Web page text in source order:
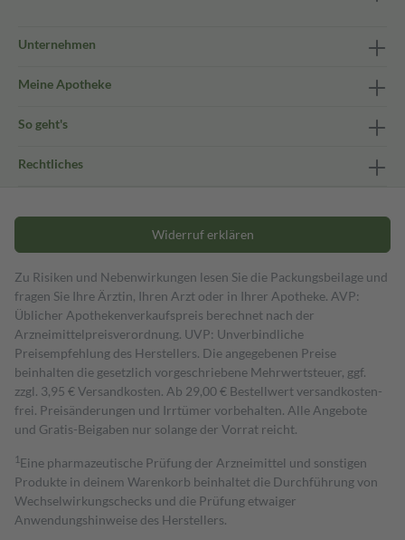
Unternehmen
Meine Apotheke
So geht's
Rechtliches
Widerruf erklären
Zu Risiken und Nebenwirkungen lesen Sie die Packungsbeilage und
fragen Sie Ihre Ärztin, Ihren Arzt oder in Ihrer Apotheke. AVP:
Üblicher Apothekenverkaufspreis berechnet nach der
Arzneimittelpreisverordnung. UVP: Unverbindliche
Preisempfehlung des Herstellers. Die angegebenen Preise
beinhalten die gesetzlich vorgeschriebene Mehrwertsteuer, ggf.
zzgl. 3,95 € Versandkosten. Ab 29,00 € Bestell­wert versand­kosten­
frei. Preisänderungen und Irrtümer vorbehalten. Alle Angebote
und Gratis-Beigaben nur solange der Vorrat reicht.
1 Eine pharmazeutische Prüfung der Arzneimittel und sonstigen
Produkte in deinem Warenkorb beinhaltet die Durchführung von
Wechselwirkungschecks und die Prüfung etwaiger
Anwendungshinweise des Herstellers.